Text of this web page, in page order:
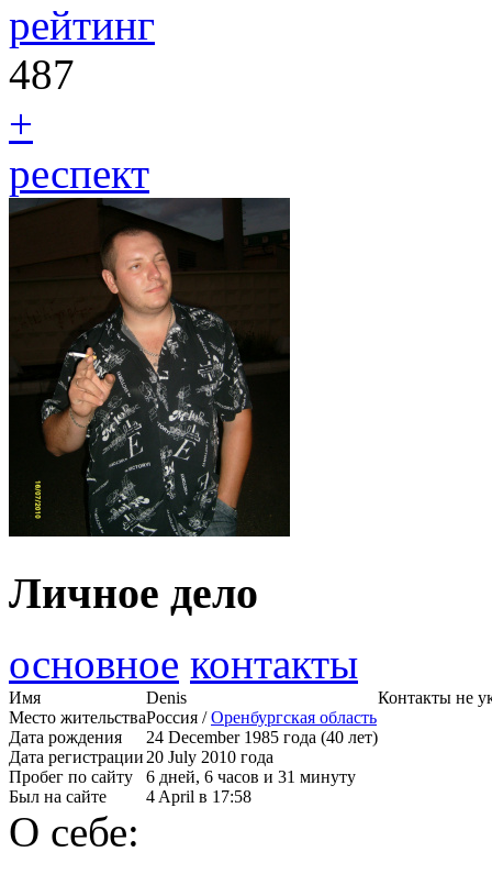
рейтинг
487
+
респект
Личное дело
основное контакты
Имя
Denis
Место жительстваРоссия /Оренбургская область
Дата рождения
24 December 1985 года (40 лет)
Дата регистрации20 July 2010 года
Пробег по сайту
6 дней, 6 часов и 31 минуту
Был на сайте
4 April в 17:58
Контакты не
О себе: